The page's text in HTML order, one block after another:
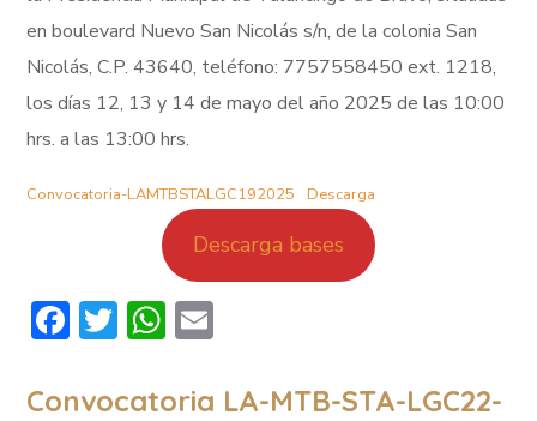
en boulevard Nuevo San Nicolás s/n, de la colonia San
Nicolás, C.P. 43640, teléfono: 7757558450 ext. 1218,
los días 12, 13 y 14 de mayo del año 2025 de las 10:00
hrs. a las 13:00 hrs.
Convocatoria-LAMTBSTALGC192025 Descarga
Descarga bases
Facebook
TwitterWhatsApp
Convocatoria LA-MTB-STA-LGC22-